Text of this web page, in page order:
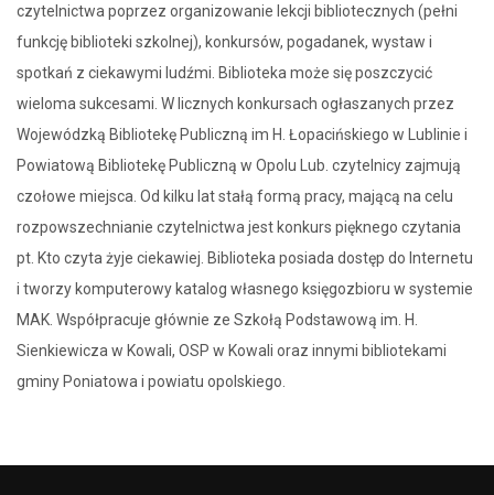
czytelnictwa poprzez organizowanie lekcji bibliotecznych (pełni
funkcję biblioteki szkolnej), konkursów, pogadanek, wystaw i
spotkań z ciekawymi ludźmi. Biblioteka może się poszczycić
wieloma sukcesami. W licznych konkursach ogłaszanych przez
Wojewódzką Bibliotekę Publiczną im H. Łopacińskiego w Lublinie i
Powiatową Bibliotekę Publiczną w Opolu Lub. czytelnicy zajmują
czołowe miejsca. Od kilku lat stałą formą pracy, mającą na celu
rozpowszechnianie czytelnictwa jest konkurs pięknego czytania
pt. Kto czyta żyje ciekawiej. Biblioteka posiada dostęp do Internetu
i tworzy komputerowy katalog własnego księgozbioru w systemie
MAK. Współpracuje głównie ze Szkołą Podstawową im. H.
Sienkiewicza w Kowali, OSP w Kowali oraz innymi bibliotekami
gminy Poniatowa i powiatu opolskiego.